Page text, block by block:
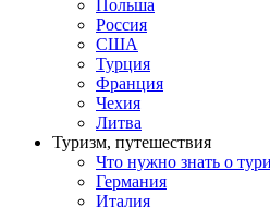
Польша
Россия
США
Турция
Франция
Чехия
Литва
Туризм, путешествия
Что нужно знать о
Германия
Италия